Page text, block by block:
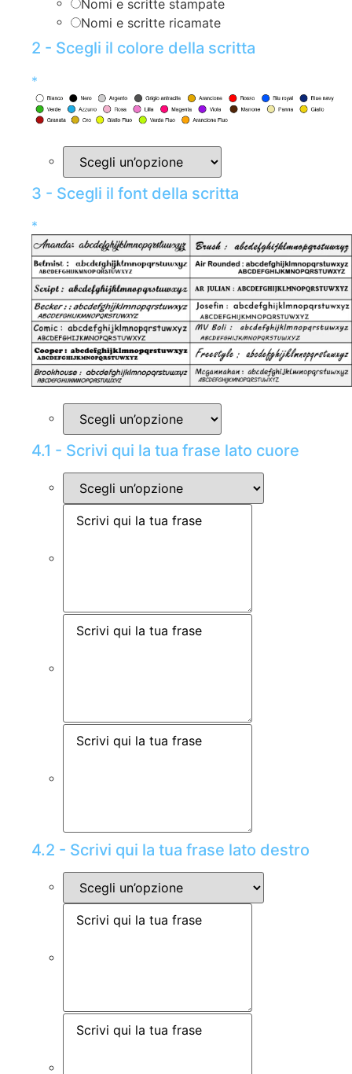
Nomi e scritte stampate
Nomi e scritte ricamate
2 - Scegli il colore della scritta
*
3 - Scegli il font della scritta
*
4.1 - Scrivi qui la tua frase lato cuore
4.2 - Scrivi qui la tua frase lato destro